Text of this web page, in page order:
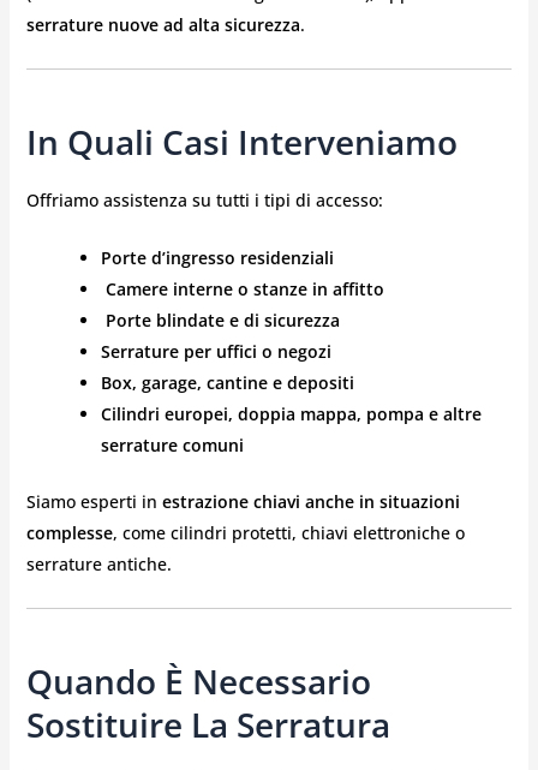
serrature nuove ad alta sicurezza.
In Quali Casi Interveniamo
Offriamo assistenza su tutti i tipi di accesso:
Porte d’ingresso residenziali
Camere interne o stanze in affitto
Porte blindate e di sicurezza
Serrature per uffici o negozi
Box, garage, cantine e depositi
Cilindri europei, doppia mappa, pompa e altre
serrature comuni
Siamo esperti in estrazione chiavi anche in situazioni
complesse, come cilindri protetti, chiavi elettroniche o
serrature antiche.
Quando È Necessario
Sostituire La Serratura